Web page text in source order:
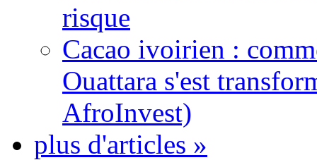
risque
Cacao ivoirien :
Ouattara s'est
AfroInvest)
plus d'articles »